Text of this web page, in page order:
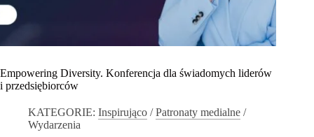
Empowering Diversity. Konferencja dla świadomych liderów
i przedsiębiorców
KATEGORIE: Inspirująco /Patronaty medialne /
Wydarzenia